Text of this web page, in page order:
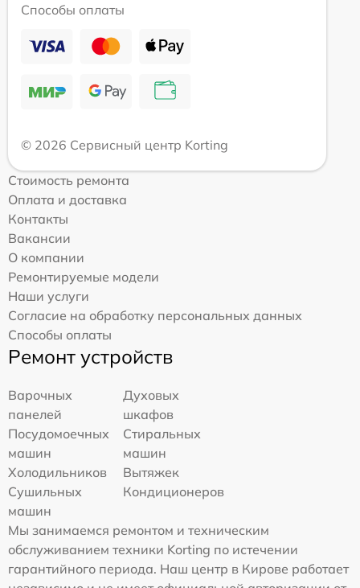
Способы оплаты
© 2026 Сервисный центр Korting
Стоимость ремонта
Оплата и доставка
Контакты
Вакансии
О компании
Ремонтируемые модели
Наши услуги
Согласие на обработку персональных данных
Способы оплаты
Ремонт устройств
Варочных
панелей
Духовых
шкафов
Посудомоечных
машин
Стиральных
машин
Холодильников
Вытяжек
Сушильных
машин
Кондиционеров
Мы занимаемся ремонтом и техническим
обслуживанием техники Korting по истечении
гарантийного периода. Наш центр в Кирове работает